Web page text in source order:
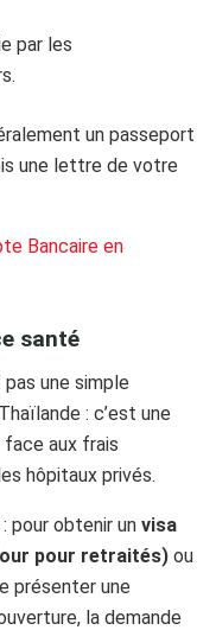
par les
un passeport
une lettre de votre
Bancaire en
santé
une simple
: c’est une
aux frais
hôpitaux privés.
: pour obtenir unvisa
pour retraités) ou
présenter une
la demande